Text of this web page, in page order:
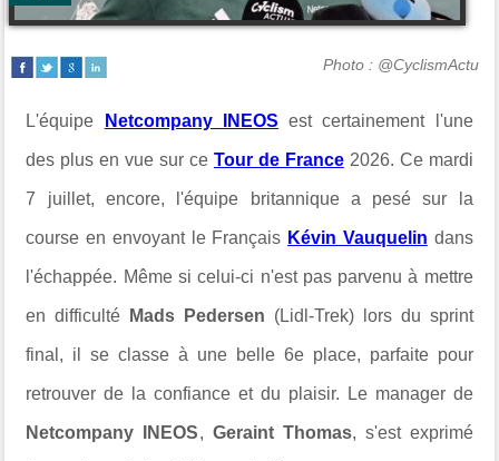
Photo : @CyclismActu
L'équipe Netcompany INEOS est certainement l'une
des plus en vue sur ce Tour de France2026. Ce mardi
7 juillet, encore, l'équipe britannique a pesé sur la
course en envoyant le Français Kévin Vauquelin dans
l'échappée. Même si celui-ci n'est pas parvenu à mettre
en difficulté Mads Pedersen (Lidl-Trek) lors du sprint
final, il se classe à une belle 6e place, parfaite pour
retrouver de la confiance et du plaisir. Le manager de
Netcompany INEOS, Geraint Thomas, s'est exprimé